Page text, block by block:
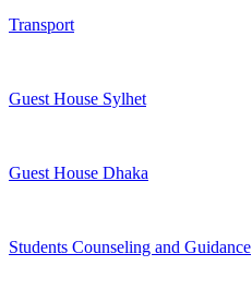
Transport
Guest House Sylhet
Guest House Dhaka
Students Counseling and Guidance